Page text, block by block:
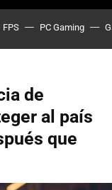
FPS PC Gaming
de
al país
que